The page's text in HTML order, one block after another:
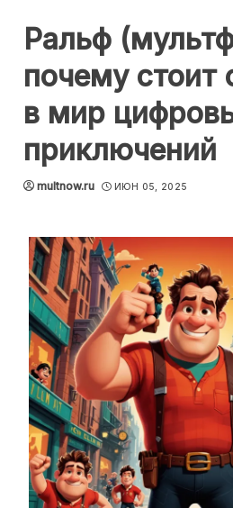
Ральф
почему стоит
в мир
приключений
multnow.ru ИЮН 05, 2025